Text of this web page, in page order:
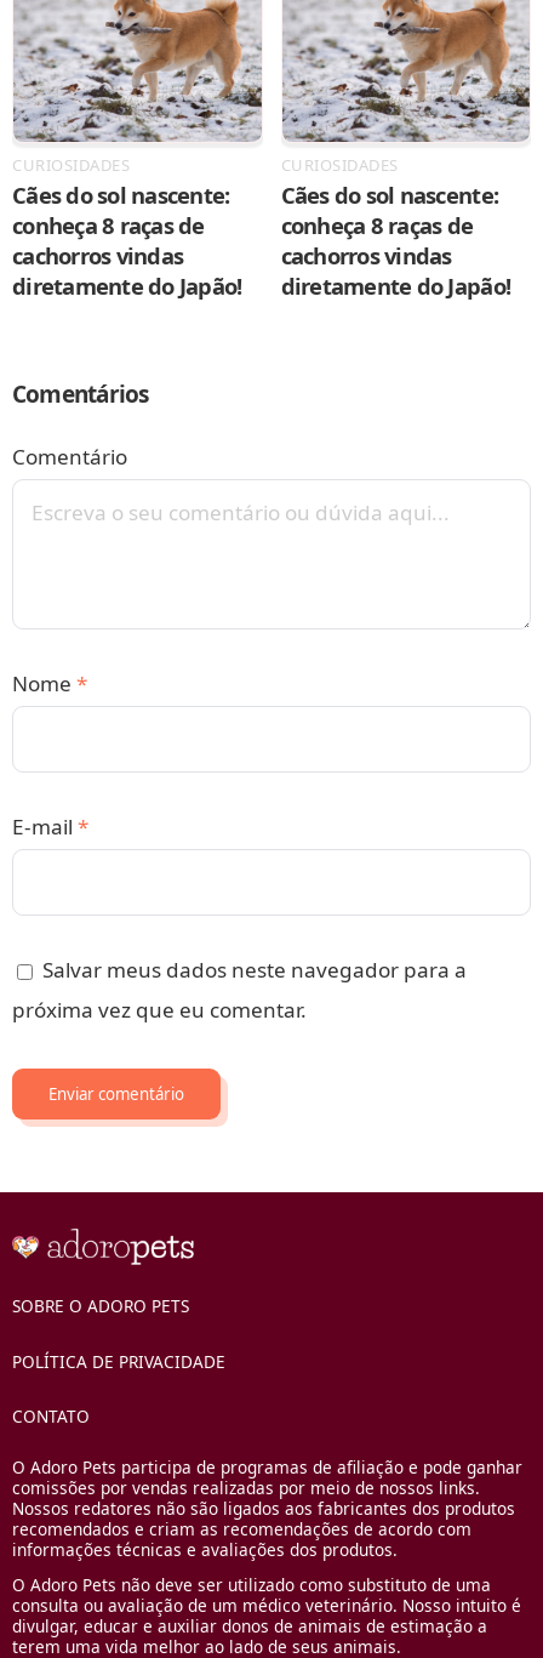
CURIOSIDADES
Cães do sol nascente:
conheça 8 raças de
cachorros vindas
diretamente do Japão!
CURIOSIDADES
Cães do sol nascente:
conheça 8 raças de
cachorros vindas
diretamente do Japão!
Comentários
Comentário
Nome *
E-mail *
Salvar meus dados neste navegador para a
próxima vez que eu comentar.
SOBRE O ADORO PETS
POLÍTICA DE PRIVACIDADE
CONTATO
O Adoro Pets participa de programas de afiliação e pode ganhar
comissões por vendas realizadas por meio de nossos links.
Nossos redatores não são ligados aos fabricantes dos produtos
recomendados e criam as recomendações de acordo com
informações técnicas e avaliações dos produtos.
O Adoro Pets não deve ser utilizado como substituto de uma
consulta ou avaliação de um médico veterinário. Nosso intuito é
divulgar, educar e auxiliar donos de animais de estimação a
terem uma vida melhor ao lado de seus animais.